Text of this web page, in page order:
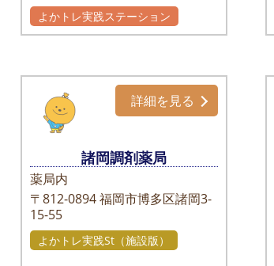
よかトレ実践ステーション
諸岡調剤薬局
薬局内
〒812-0894福岡市博多区諸岡3-
15-55
詳細を見る
よかトレ実践St（施設版）